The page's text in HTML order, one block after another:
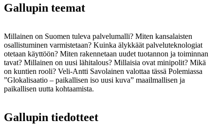
Gallupin teemat
Millainen on Suomen tuleva palvelumalli? Miten kansalaisten
osallistuminen varmistetaan? Kuinka älykkäät palveluteknologiat
otetaan käyttöön? Miten rakennetaan uudet tuotannon ja toiminnan
tavat? Millainen on uusi lähitalous? Millaisia ovat minipolit? Mikä
on kuntien rooli? Veli-Antti Savolainen valottaa tässä Polemiassa
”Glokalisaatio – paikallisen iso uusi kuva” maailmallisen ja
paikallisen uutta kohtaamista.
Gallupin tiedotteet